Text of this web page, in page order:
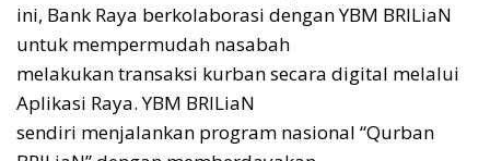
ini, Bank Raya berkolaborasi dengan YBM BRILiaN
untuk mempermudah nasabah
melakukan transaksi kurban secara digital melalui
Aplikasi Raya. YBM BRILiaN
sendiri menjalankan program nasional “Qurban